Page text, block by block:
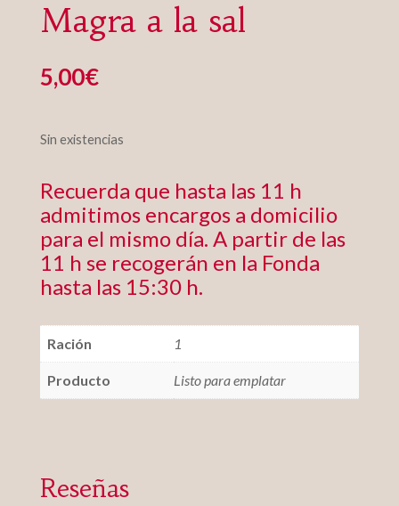
Magra a la sal
5,00€
Sin existencias
Recuerda que hasta las 11 h
admitimos encargos a domicilio
para el mismo día. A partir de las
11 h se recogerán en la Fonda
hasta las 15:30 h.
Ración 1
Producto Listo para emplatar
Reseñas